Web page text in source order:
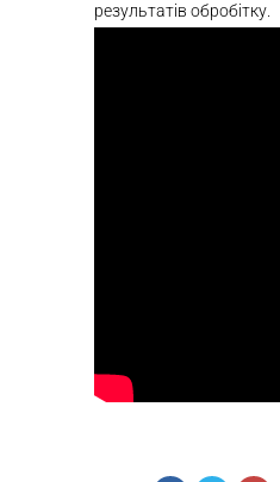
результатів обробітку.